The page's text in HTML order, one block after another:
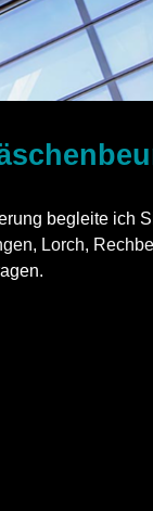
begleite ich
, Lorch,